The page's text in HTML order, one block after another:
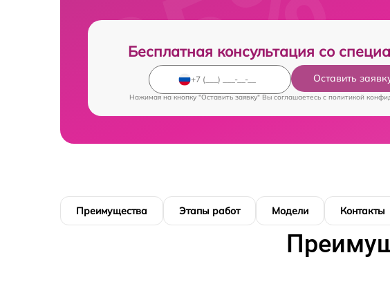
Бесплатная консультация со
Оставить
Нажимая на кнопку "Оставить заявку" Вы соглашаетесь c политикой
Преимущества Этапы работ Модели Контакты